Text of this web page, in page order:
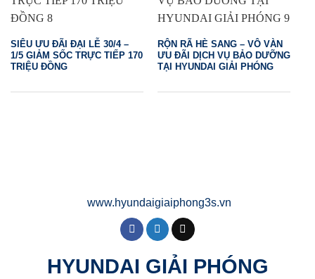
SIÊU ƯU ĐÃI ĐẠI LỄ 30/4 –
1/5 GIẢM SỐC TRỰC TIẾP 170
TRIỆU ĐỒNG
RỘN RÃ HÈ SANG – VÔ VÀN
ƯU ĐÃI DỊCH VỤ BẢO DƯỠNG
TẠI HYUNDAI GIẢI PHÓNG
www.hyundaigiaiphong3s.vn
HYUNDAI GIẢI PHÓNG